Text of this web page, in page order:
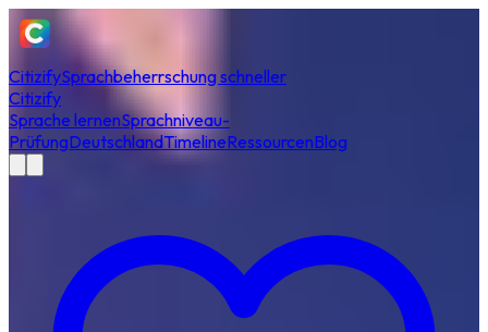
CitizifySprachbeherrschung schneller
Citizify
Sprache lernenSprachniveau-
PrüfungDeutschlandTimelineRessourcenBlog